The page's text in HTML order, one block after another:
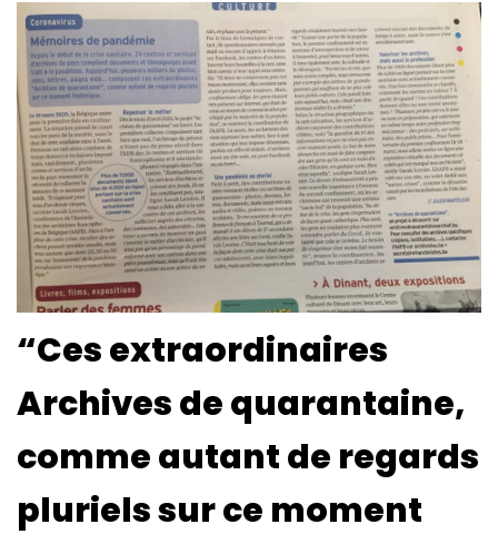
“Ces extraordinaires
Archives de quarantaine,
comme autant de regards
pluriels sur ce moment